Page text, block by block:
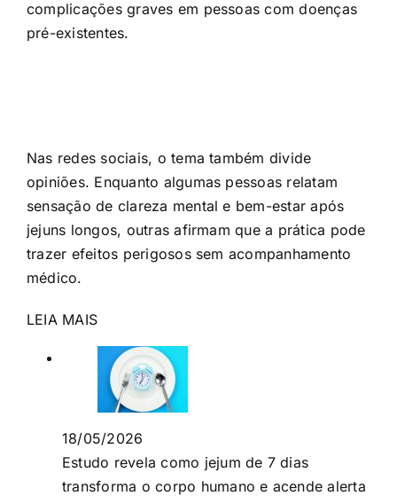
complicações graves em pessoas com doenças
pré-existentes.
Nas redes sociais, o tema também divide
opiniões. Enquanto algumas pessoas relatam
sensação de clareza mental e bem-estar após
jejuns longos, outras afirmam que a prática pode
trazer efeitos perigosos sem acompanhamento
médico.
LEIA MAIS
18/05/2026
Estudo revela como jejum de 7 dias
transforma o corpo humano e acende alerta